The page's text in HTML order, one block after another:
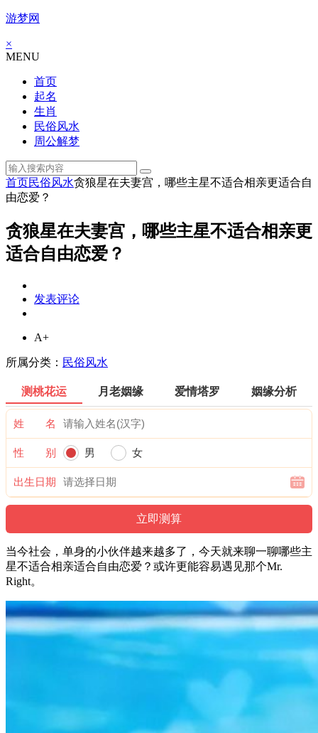
游梦网
×
MENU
首页
起名
生肖
民俗风水
周公解梦
首页民俗风水贪狼星在夫妻宫，哪些主星不适合相亲更适合自
由恋爱？
贪狼星在夫妻宫，哪些主星不适合相亲更
适合自由恋爱？
发表评论
A+
所属分类： 民俗风水
测桃花运 月老姻缘 爱情塔罗 姻缘分析
姓 名
性 别 男 女
出生日期
当今社会，单身的小伙伴越来越多了，今天就来聊一聊哪些主
星不适合相亲适合自由恋爱？或许更能容易遇见那个Mr.
Right。